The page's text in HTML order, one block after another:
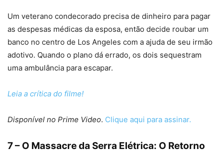
Um veterano condecorado precisa de dinheiro para pagar
as despesas médicas da esposa, então decide roubar um
banco no centro de Los Angeles com a ajuda de seu irmão
adotivo. Quando o plano dá errado, os dois sequestram
uma ambulância para escapar.
Leia a crítica do filme!
Disponível no Prime Video. Clique aqui para assinar.
7 – O Massacre da Serra Elétrica: O Retorno